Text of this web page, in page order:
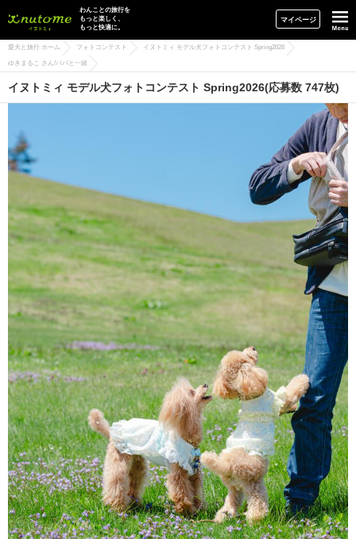
イヌトミィ
わんことの旅行を
もっと楽しく、
もっと快適に。
マイページ
愛犬と旅行 ホーム フォトコンテスト イヌトミィ モデル犬フォトコンテスト Spring2026
ゆきまるこ さん/パパと一緒
イヌトミィ モデル犬フォトコンテスト Spring2026(応募数 747枚)